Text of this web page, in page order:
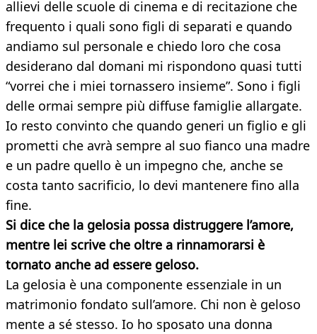
allievi delle scuole di cinema e di recitazione che
frequento i quali sono figli di separati e quando
andiamo sul personale e chiedo loro che cosa
desiderano dal domani mi rispondono quasi tutti
“vorrei che i miei tornassero insieme”. Sono i figli
delle ormai sempre più diffuse famiglie allargate.
Io resto convinto che quando generi un figlio e gli
prometti che avrà sempre al suo fianco una madre
e un padre quello è un impegno che, anche se
costa tanto sacrificio, lo devi mantenere fino alla
fine.
Si dice che la gelosia possa distruggere l’amore,
mentre lei scrive che oltre a rinnamorarsi è
tornato anche ad essere geloso.
La gelosia è una componente essenziale in un
matrimonio fondato sull’amore. Chi non è geloso
mente a sé stesso. Io ho sposato una donna